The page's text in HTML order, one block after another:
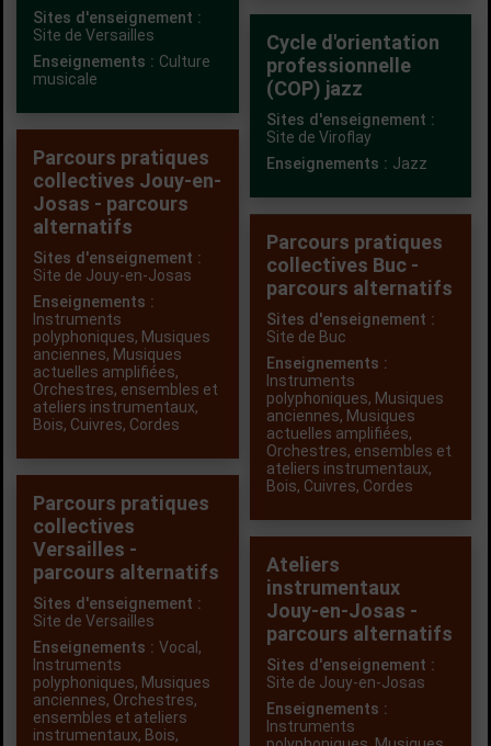
Sites d'enseignement :
Site de Versailles
Enseignements : Culture
musicale
Cycle d'orientation
professionnelle
(COP) jazz
Sites d'enseignement :
Site de Viroflay
Enseignements : Jazz
Parcours pratiques
collectives Jouy-en-
Josas - parcours
alternatifs
Sites d'enseignement :
Site de Jouy-en-Josas
Enseignements :
Instruments
polyphoniques, Musiques
anciennes, Musiques
actuelles amplifiées,
Orchestres, ensembles et
ateliers instrumentaux,
Bois, Cuivres, Cordes
Parcours pratiques
collectives Buc -
parcours alternatifs
Sites d'enseignement :
Site de Buc
Enseignements :
Instruments
polyphoniques, Musiques
anciennes, Musiques
actuelles amplifiées,
Orchestres, ensembles et
ateliers instrumentaux,
Bois, Cuivres, Cordes
Parcours pratiques
collectives
Versailles -
parcours alternatifs
Sites d'enseignement :
Site de Versailles
Enseignements : Vocal ,
Instruments
polyphoniques, Musiques
anciennes, Orchestres,
ensembles et ateliers
instrumentaux, Bois,
Ateliers
instrumentaux
Jouy-en-Josas -
parcours alternatifs
Sites d'enseignement :
Site de Jouy-en-Josas
Enseignements :
Instruments